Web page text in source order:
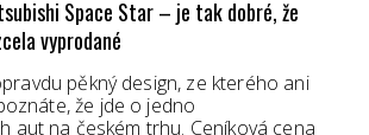
Space Star – je tak dobré, že
vyprodané
pěkný design, ze kterého ani
že jde o jedno
aut na českém trhu. Ceníková cena